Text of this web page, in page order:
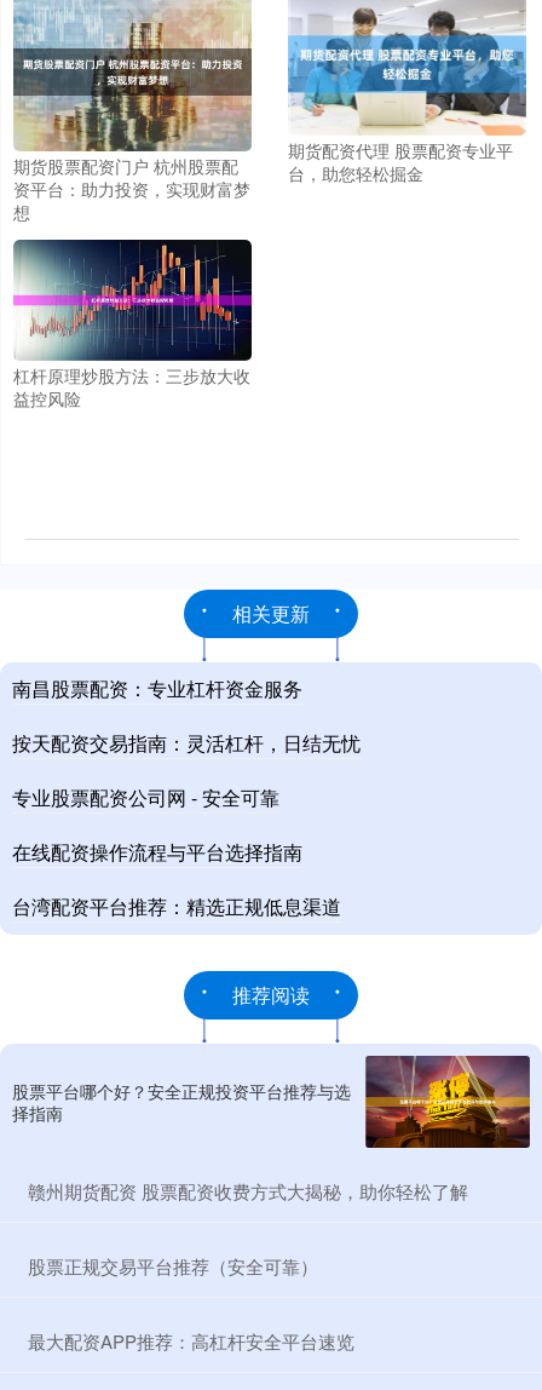
期货股票配资门户 杭州股票配
资平台：助力投资，实现财富梦
想
期货配资代理 股票配资专业平
台，助您轻松掘金
杠杆原理炒股方法：三步放大收
益控风险
相关更新
南昌股票配资：专业杠杆资金服务
按天配资交易指南：灵活杠杆，日结无忧
专业股票配资公司网 - 安全可靠
在线配资操作流程与平台选择指南
台湾配资平台推荐：精选正规低息渠道
推荐阅读
股票平台哪个好？安全正规投资平台推荐与选
择指南
​赣州期货配资 股票配资收费方式大揭秘，助你轻松了解
​股票正规交易平台推荐（安全可靠）
​最大配资APP推荐：高杠杆安全平台速览